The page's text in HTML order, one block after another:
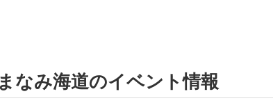
なみ海道のイベント情報